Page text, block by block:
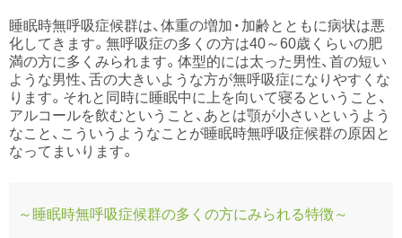
睡眠時無呼吸症候群は、体重の増加・加齢とともに病状は悪
化してきます。無呼吸症の多くの方は40～60歳くらいの肥
満の方に多くみられます。体型的には太った男性、首の短い
ような男性、舌の大きいような方が無呼吸症になりやすくな
ります。それと同時に睡眠中に上を向いて寝るということ、
アルコールを飲むということ、あとは顎が小さいというよう
なこと、こういうようなことが睡眠時無呼吸症候群の原因と
なってまいります。
～睡眠時無呼吸症候群の多くの方にみられる特徴～